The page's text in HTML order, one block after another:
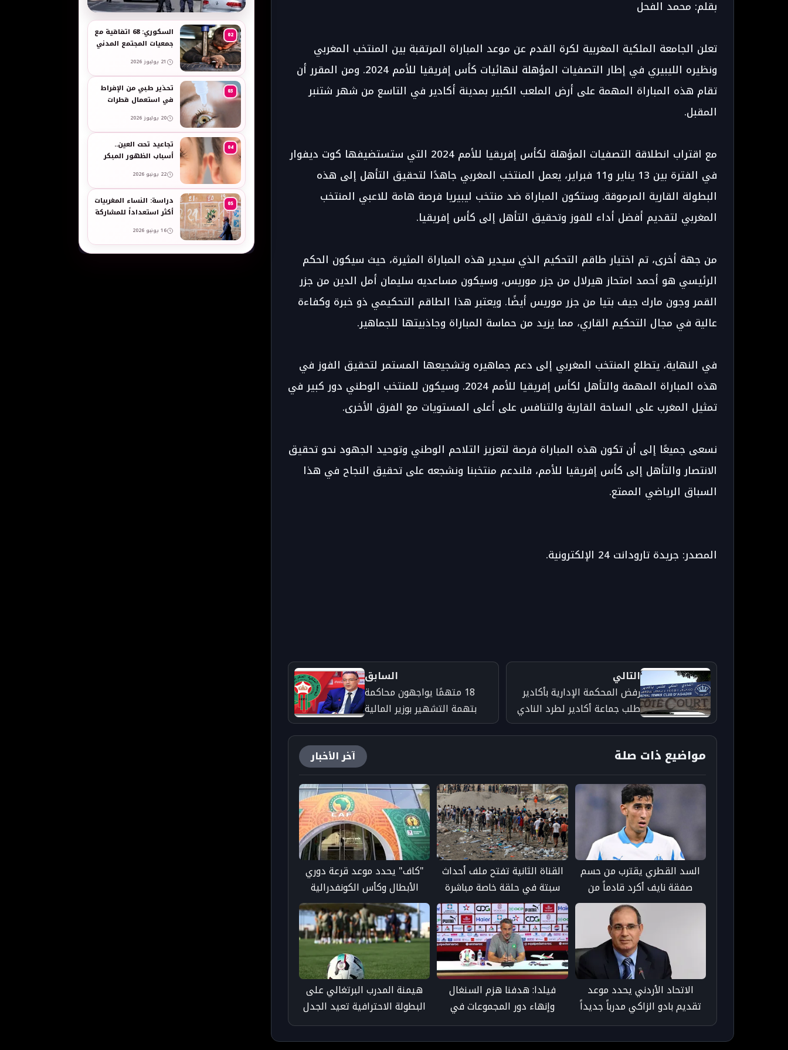
بقلم: محمد الفحل
تعلن الجامعة الملكية المغربية لكرة القدم عن موعد المباراة المرتقبة بين المنتخب المغربي
ونظيره الليبيري في إطار التصفيات المؤهلة لنهائيات كأس إفريقيا للأمم 2024. ومن المقرر أن
تقام هذه المباراة المهمة على أرض الملعب الكبير بمدينة أكادير في التاسع من شهر شتنبر
المقبل.
مع اقتراب انطلاقة التصفيات المؤهلة لكأس إفريقيا للأمم 2024 التي ستستضيفها كوت ديفوار
في الفترة بين 13 يناير و11 فبراير، يعمل المنتخب المغربي جاهدًا لتحقيق التأهل إلى هذه
البطولة القارية المرموقة. وستكون المباراة ضد منتخب ليبيريا فرصة هامة للاعبي المنتخب
المغربي لتقديم أفضل أداء للفوز وتحقيق التأهل إلى كأس إفريقيا.
من جهة أخرى، تم اختيار طاقم التحكيم الذي سيدير هذه المباراة المثيرة، حيث سيكون الحكم
الرئيسي هو أحمد امتحاز هيرلال من جزر موريس، وسيكون مساعديه سليمان أمل الدين من جزر
القمر وجون مارك جيف بتيا من جزر موريس أيضًا. ويعتبر هذا الطاقم التحكيمي ذو خبرة وكفاءة
عالية في مجال التحكيم القاري، مما يزيد من حماسة المباراة وجاذبيتها للجماهير.
في النهاية، يتطلع المنتخب المغربي إلى دعم جماهيره وتشجيعها المستمر لتحقيق الفوز في
هذه المباراة المهمة والتأهل لكأس إفريقيا للأمم 2024. وسيكون للمنتخب الوطني دور كبير في
تمثيل المغرب على الساحة القارية والتنافس على أعلى المستويات مع الفرق الأخرى.
نسعى جميعًا إلى أن تكون هذه المباراة فرصة لتعزيز التلاحم الوطني وتوحيد الجهود نحو تحقيق
الانتصار والتأهل إلى كأس إفريقيا للأمم، فلندعم منتخبنا ونشجعه على تحقيق النجاح في هذا
السباق الرياضي الممتع.
المصدر: جريدة تارودانت 24 الإلكترونية.
التالي
رفض المحكمة الإدارية بأكادير
طلب جماعة أكادير لطرد النادي
الملكي للتنس من الملك
الجماعي
السابق
18 متهمًا يواجهون محاكمة
بتهمة التشهير بوزير المالية
ورئيس الجامعة الملكية لكرة
القدم
مواضيع ذات صلة آخر الأخبار
السد القطري يقترب من حسم
صفقة نايف أكرد قادماً من
أولمبيك مارسيليا
القناة الثانية تفتح ملف أحداث
سبتة في حلقة خاصة مباشرة
بعد النشرة المسائية
"كاف" يحدد موعد قرعة دوري
الأبطال وكأس الكونفدرالية
للموسم الجديد
الاتحاد الأردني يحدد موعد
تقديم بادو الزاكي مدرباً جديداً
لـ"النشامى"
فيلدا: هدفنا هزم السنغال
وإنهاء دور المجموعات في
صدارة المجموعة
هيمنة المدرب البرتغالي على
البطولة الاحترافية تعيد الجدل
حول تهميش الإطار المغربي
به
02
السكوري: 68 اتفاقية مع
جمعيات المجتمع المدني
والنساء في العمل
21 يوليوز 2026
03
تحذير طبي من الإفراط
في استعمال قطرات
المضيقة للأوعية
20 يوليوز 2026
04
تجاعيد تحت العين..
أسباب الظهور المبكر
بالبشرة الحساسة -
taroudant press
22 يونيو 2026
05
دراسة: النساء المغربيات
أكثر استعداداً للمشاركة
بالرجال
16 يونيو 2026